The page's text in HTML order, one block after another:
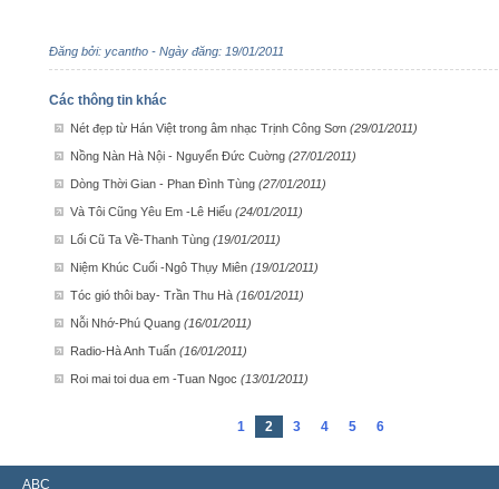
Đăng bởi: ycantho - Ngày đăng: 19/01/2011
Các thông tin khác
Nét đẹp từ Hán Việt trong âm nhạc Trịnh Công Sơn (29/01/2011)
Nồng Nàn Hà Nội - Nguyển Đức Cuờng (27/01/2011)
Dòng Thời Gian - Phan Đình Tùng (27/01/2011)
Và Tôi Cũng Yêu Em -Lê Hiếu (24/01/2011)
Lối Cũ Ta Về-Thanh Tùng (19/01/2011)
Niệm Khúc Cuối -Ngô Thụy Miên (19/01/2011)
Tóc gió thôi bay- Trần Thu Hà (16/01/2011)
Nỗi Nhớ-Phú Quang (16/01/2011)
Radio-Hà Anh Tuấn (16/01/2011)
Roi mai toi dua em -Tuan Ngoc (13/01/2011)
1 2 3 4 5 6
ABC